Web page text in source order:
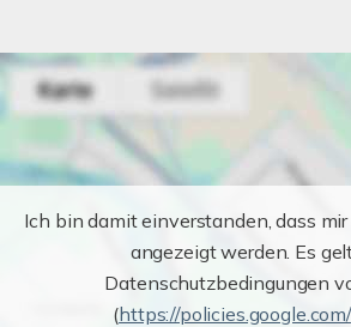
Ich bin damit einverstanden, dass
angezeigt werden. Es
Datenschutzbedingungen
(https://